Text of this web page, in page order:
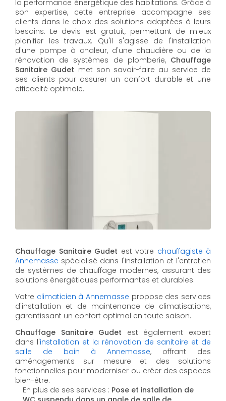
la performance énergétique des habitations. Grâce à
son expertise, cette entreprise accompagne ses
clients dans le choix des solutions adaptées à leurs
besoins. Le devis est gratuit, permettant de mieux
planifier les travaux. Qu'il s'agisse de l'installation
d'une pompe à chaleur, d'une chaudière ou de la
rénovation de systèmes de plomberie,Chauffage
Sanitaire Gudet met son savoir-faire au service de
ses clients pour assurer un confort durable et une
efficacité optimale.
Chauffage Sanitaire Gudet est votre chauffagiste à
Annemasse spécialisé dans l'installation et l'entretien
de systèmes de chauffage modernes, assurant des
solutions énergétiques performantes et durables.
Votre climaticien à Annemasse propose des services
d'installation et de maintenance de climatisations,
garantissant un confort optimal en toute saison.
Chauffage Sanitaire Gudet est également expert
dans l'installation et la rénovation de sanitaire et de
salle de bain à Annemasse, offrant des
aménagements sur mesure et des solutions
fonctionnelles pour moderniser ou créer des espaces
bien-être.
En plus de ses services : Pose et installation de